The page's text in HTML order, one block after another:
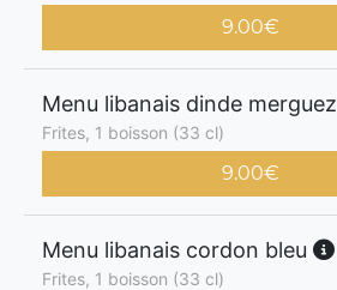
9.00€
Menu libanais dinde merguez
Frites, 1 boisson (33 cl)
9.00€
Menu libanais cordon bleu
Frites, 1 boisson (33 cl)